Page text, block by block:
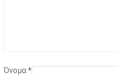
Όνομα *